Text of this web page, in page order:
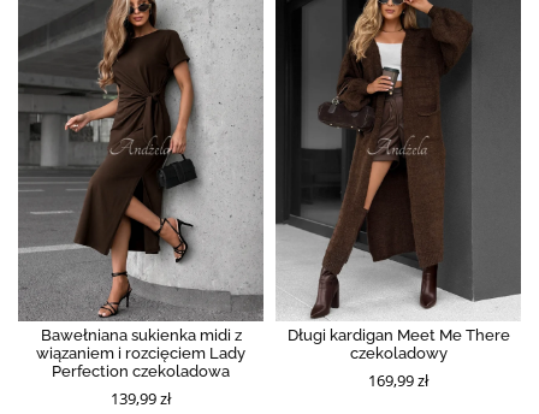
Bawełniana sukienka midi z
wiązaniem i rozcięciem Lady
Perfection czekoladowa
139,99 zł
Długi kardigan Meet Me There
czekoladowy
169,99 zł